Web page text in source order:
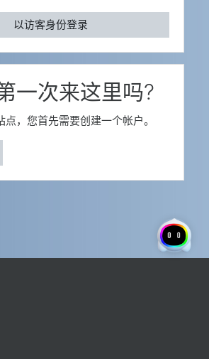
以访客身份登录
一次来这里吗?
，您首先需要创建一个帐户。